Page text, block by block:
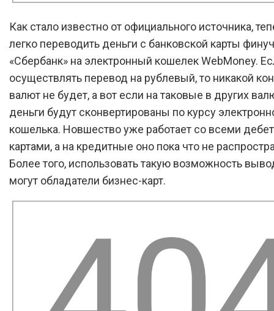
Как стало известно от официального источника,
легко переводить деньги с банковской карты
«Сбербанк» на электронный кошелек WebMoney.
осуществлять перевод на рублевый, то никакой
валют не будет, а вот если на таковые в других
деньги будут сконвертированы по курсу
кошелька. Новшество уже работает со всеми
картами, а на кредитные оно пока что не
Более того, использовать такую возможность
могут обладатели бизнес-карт.